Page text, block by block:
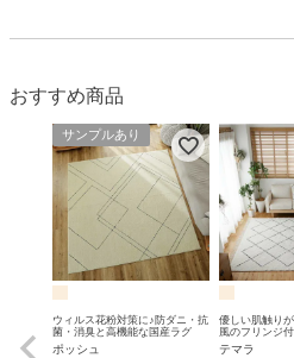
おすすめ商品
サンプルあり
ウィルス花粉対策に♪防ダニ・抗
菌・消臭と高機能な国産ラグ
ポッシュ
優しい肌触り
風のフリンジ
テマラ